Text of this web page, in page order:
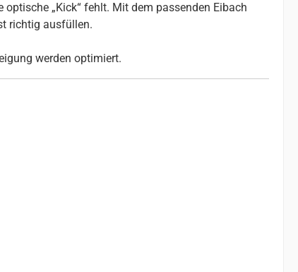
„Kick“ fehlt. Mit dem passenden Eibach
richtig ausfüllen.
werden optimiert.